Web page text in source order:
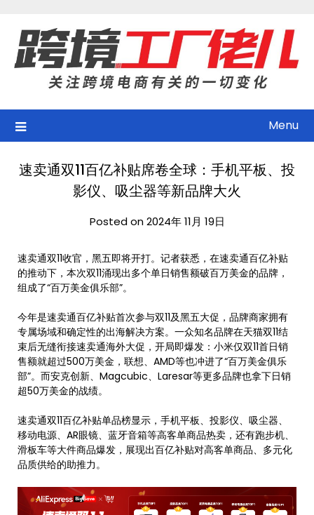
content
Menu
速卖通双11百亿补贴席卷全球：手机平板、投
影仪、吸尘器等新品牌大火
Posted on 2024年 11月 19日
速卖通双11收官，黑五即将开打。记者获悉，在速卖通百亿补贴
的推动下，本次双11涌现出多个单日销售额破百万美金的品牌，
组成了“百万美金俱乐部”。
今年是速卖通百亿补贴首次参与双11及黑五大促，品牌商家拥有
专属场域和确定性的出海解决方案。一众知名品牌在天猫双11结
束后无缝衔接速卖通海外大促，开局即爆发：小米仅双11首日销
售额就超过500万美金，联想、AMD等也冲进了“百万美金俱乐
部”。而安克创新、Magcubic、Laresar等更多品牌也拿下日销
超50万美金的战绩。
速卖通双11百亿补贴单品榜显示，手机平板、投影仪、吸尘器、
移动电源、AR眼镜、蓝牙音箱等高客单商品热卖，还有跑步机、
滑板车等大件商品爆发，展现出百亿补贴对高客单商品、多元化
品质供给的助推力。